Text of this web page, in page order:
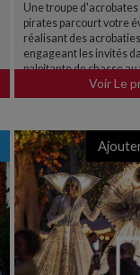
Une troupe
pirates parcourt votre
réalisant des
engageant les invités
palpitante de chasse
Voir Le